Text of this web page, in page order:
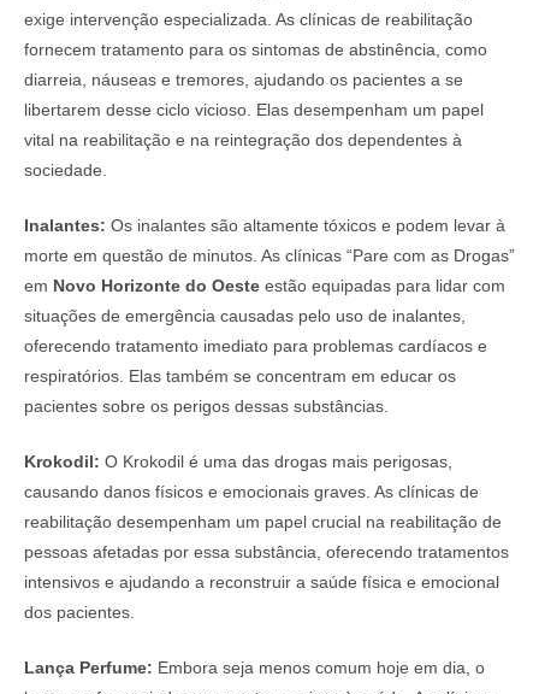
exige intervenção especializada. As clínicas de reabilitação
fornecem tratamento para os sintomas de abstinência, como
diarreia, náuseas e tremores, ajudando os pacientes a se
libertarem desse ciclo vicioso. Elas desempenham um papel
vital na reabilitação e na reintegração dos dependentes à
sociedade.
Inalantes: Os inalantes são altamente tóxicos e podem levar à
morte em questão de minutos. As clínicas “Pare com as Drogas”
em Novo Horizonte do Oeste estão equipadas para lidar com
situações de emergência causadas pelo uso de inalantes,
oferecendo tratamento imediato para problemas cardíacos e
respiratórios. Elas também se concentram em educar os
pacientes sobre os perigos dessas substâncias.
Krokodil: O Krokodil é uma das drogas mais perigosas,
causando danos físicos e emocionais graves. As clínicas de
reabilitação desempenham um papel crucial na reabilitação de
pessoas afetadas por essa substância, oferecendo tratamentos
intensivos e ajudando a reconstruir a saúde física e emocional
dos pacientes.
Lança Perfume: Embora seja menos comum hoje em dia, o